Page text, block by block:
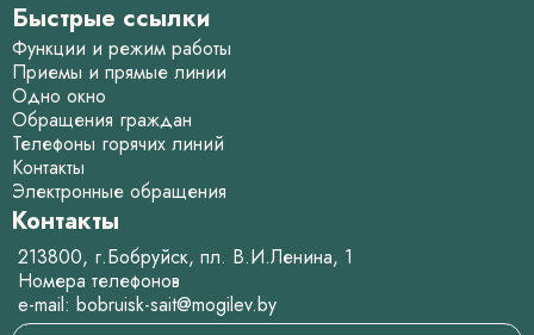
Быстрые ссылки
Функции и режим работы
Приемы и прямые линии
Одно окно
Обращения граждан
Телефоны горячих линий
Контакты
Электронные обращения
Контакты
213800, г.Бобруйск, пл. В.И.Ленина, 1
Номера телефонов
e-mail: bobruisk-sait@mogilev.by